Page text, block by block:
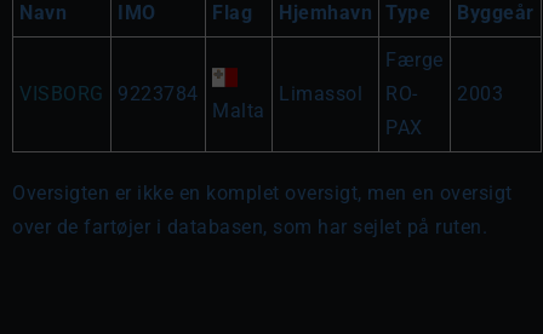
Navn IMO Flag Hjemhavn Type Byggeår
VISBORG 9223784
Malta
Limassol
Færge
RO-
PAX
2003
Oversigten er ikke en komplet oversigt, men en oversigt
over de fartøjer i databasen, som har sejlet på ruten.